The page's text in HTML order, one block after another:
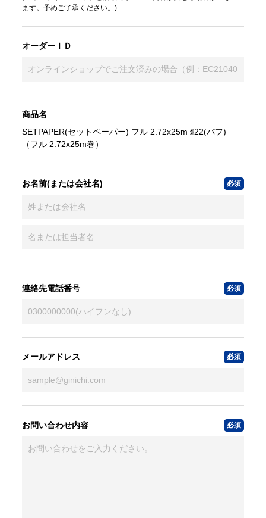
ます。予めご了承ください。)
オーダーＩＤ
商品名
SETPAPER(セットペーパー) フル 2.72x25m ♯22(バフ)
（フル 2.72x25m巻）
お名前(または会社名)
連絡先電話番号
メールアドレス
お問い合わせ内容